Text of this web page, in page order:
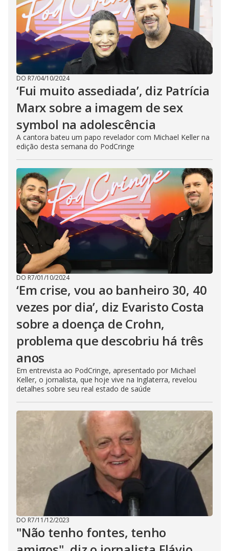
DO R7/04/10/2024
‘Fui muito assediada’, diz Patrícia
Marx sobre a imagem de sex
symbol na adolescência
A cantora bateu um papo revelador com Michael Keller na
edição desta semana do PodCringe
DO R7/01/10/2024
‘Em crise, vou ao banheiro 30, 40
vezes por dia’, diz Evaristo Costa
sobre a doença de Crohn,
problema que descobriu há três
anos
Em entrevista ao PodCringe, apresentado por Michael
Keller, o jornalista, que hoje vive na Inglaterra, revelou
detalhes sobre seu real estado de saúde
DO R7/11/12/2023
"Não tenho fontes, tenho